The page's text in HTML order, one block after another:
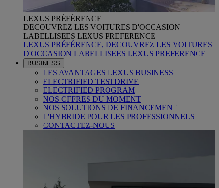
LEXUS PRÉFÉRENCE
DECOUVREZ LES VOITURES D'OCCASION
LABELLISEES LEXUS PREFERENCE
LEXUS PRÉFÉRENCE, DECOUVREZ LES VOITURES
D'OCCASION LABELLISEES LEXUS PREFERENCE
BUSINESS
LES AVANTAGES LEXUS BUSINESS
ELECTRIFIED TESTDRIVE
ELECTRIFIED PROGRAM
NOS OFFRES DU MOMENT
NOS SOLUTIONS DE FINANCEMENT
L'HYBRIDE POUR LES PROFESSIONNELS
CONTACTEZ-NOUS